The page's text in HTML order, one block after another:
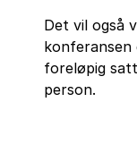
Det vil også
konferansen
foreløpig
person.